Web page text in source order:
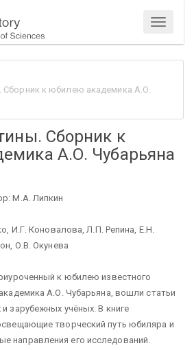
Menu
Сборник к юбилею академика А.О.
Сборник к
А.О. Чубарьяна
М.А. Липкин
И.Г. Коновалова, Л.П. Репина, Е.Н.
О.В. Окунева
к юбилею известного
А.О. Чубарьяна, вошли статьи
зарубежных учёных. В книге
творческий путь юбиляра и
направления его исследований.